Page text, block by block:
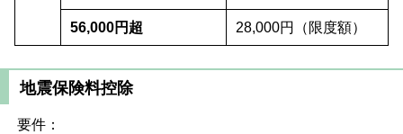
56,000円超 28,000円（限度額）
地震保険料控除
要件：